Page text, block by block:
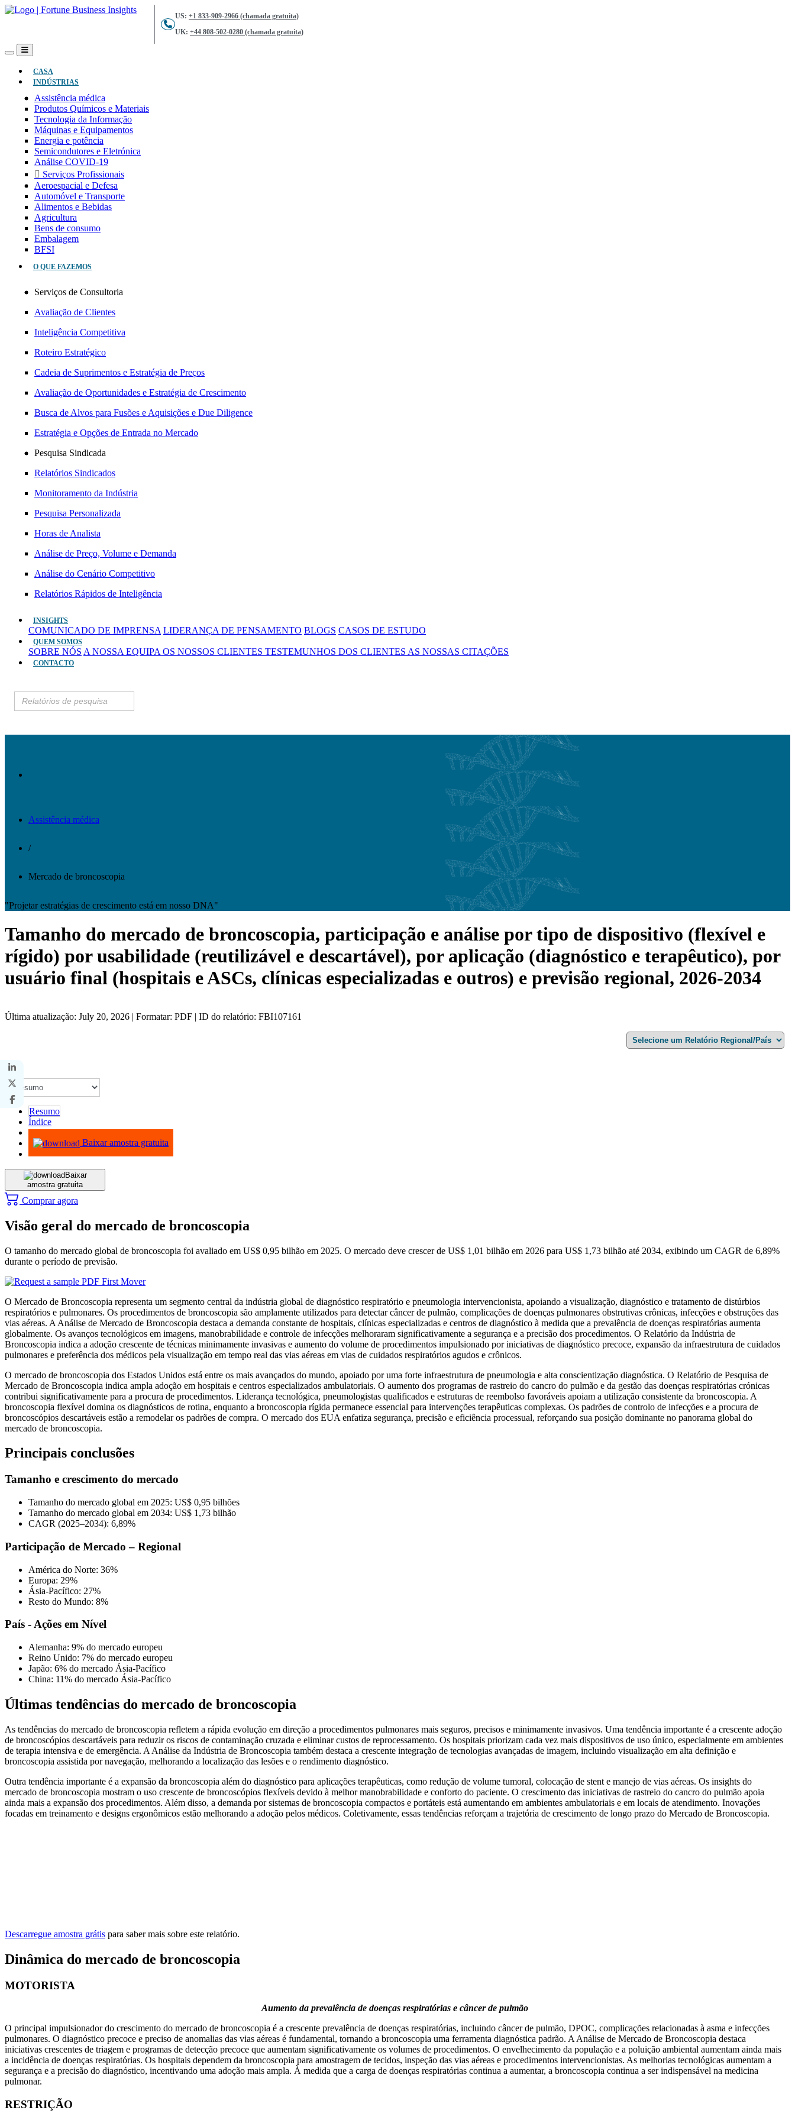
US: +1 833-909-2966 (chamada gratuita)
UK: +44 808-502-0280 (chamada gratuita)
CASA
INDÚSTRIAS
Assistência médica
Produtos Químicos e Materiais
Tecnologia da Informação
Máquinas e Equipamentos
Energia e potência
Semicondutores e Eletrónica
Análise COVID-19
Serviços Profissionais
Aeroespacial e Defesa
Automóvel e Transporte
Alimentos e Bebidas
Agricultura
Bens de consumo
Embalagem
BFSI
O QUE FAZEMOS
Serviços de Consultoria
Avaliação de Clientes
Inteligência Competitiva
Roteiro Estratégico
Cadeia de Suprimentos e Estratégia de Preços
Avaliação de Oportunidades e Estratégia de Crescimento
Busca de Alvos para Fusões e Aquisições e Due Diligence
Estratégia e Opções de Entrada no Mercado
Pesquisa Sindicada
Relatórios Sindicados
Monitoramento da Indústria
Pesquisa Personalizada
Horas de Analista
Análise de Preço, Volume e Demanda
Análise do Cenário Competitivo
Relatórios Rápidos de Inteligência
INSIGHTS
COMUNICADO DE IMPRENSA LIDERANÇA DE PENSAMENTO BLOGS CASOS DE ESTUDO
QUEM SOMOS
SOBRE NÓS A NOSSA EQUIPA OS NOSSOS CLIENTES TESTEMUNHOS DOS CLIENTES AS NOSSAS CITAÇÕES
CONTACTO
Assistência médica
/
Mercado de broncoscopia
"Projetar estratégias de crescimento está em nosso DNA"
Tamanho do mercado de broncoscopia, participação e análise por tipo de dispositivo (flexível e
rígido) por usabilidade (reutilizável e descartável), por aplicação (diagnóstico e terapêutico), por
usuário final (hospitais e ASCs, clínicas especializadas e outros) e previsão regional, 2026-2034
Última atualização: July 20, 2026 | Formatar: PDF | ID do relatório: FBI107161
Resumo
Índice
Metodologia
Baixar amostra gratuita
Baixar
amostra gratuita
Comprar agora
Visão geral do mercado de broncoscopia
O tamanho do mercado global de broncoscopia foi avaliado em US$ 0,95 bilhão em 2025. O mercado deve crescer de US$ 1,01 bilhão em 2026 para US$ 1,73 bilhão até 2034, exibindo um CAGR de 6,89%
durante o período de previsão.
O Mercado de Broncoscopia representa um segmento central da indústria global de diagnóstico respiratório e pneumologia intervencionista, apoiando a visualização, diagnóstico e tratamento de distúrbios
respiratórios e pulmonares. Os procedimentos de broncoscopia são amplamente utilizados para detectar câncer de pulmão, complicações de doenças pulmonares obstrutivas crônicas, infecções e obstruções das
vias aéreas. A Análise de Mercado de Broncoscopia destaca a demanda constante de hospitais, clínicas especializadas e centros de diagnóstico à medida que a prevalência de doenças respiratórias aumenta
globalmente. Os avanços tecnológicos em imagens, manobrabilidade e controle de infecções melhoraram significativamente a segurança e a precisão dos procedimentos. O Relatório da Indústria de
Broncoscopia indica a adoção crescente de técnicas minimamente invasivas e aumento do volume de procedimentos impulsionado por iniciativas de diagnóstico precoce, expansão da infraestrutura de cuidados
pulmonares e preferência dos médicos pela visualização em tempo real das vias aéreas em vias de cuidados respiratórios agudos e crônicos.
O mercado de broncoscopia dos Estados Unidos está entre os mais avançados do mundo, apoiado por uma forte infraestrutura de pneumologia e alta conscientização diagnóstica. O Relatório de Pesquisa de
Mercado de Broncoscopia indica ampla adoção em hospitais e centros especializados ambulatoriais. O aumento dos programas de rastreio do cancro do pulmão e da gestão das doenças respiratórias crónicas
contribui significativamente para a procura de procedimentos. Liderança tecnológica, pneumologistas qualificados e estruturas de reembolso favoráveis ​​apoiam a utilização consistente da broncoscopia. A
broncoscopia flexível domina os diagnósticos de rotina, enquanto a broncoscopia rígida permanece essencial para intervenções terapêuticas complexas. Os padrões de controlo de infecções e a procura de
broncoscópios descartáveis ​​estão a remodelar os padrões de compra. O mercado dos EUA enfatiza segurança, precisão e eficiência processual, reforçando sua posição dominante no panorama global do
mercado de broncoscopia.
Principais conclusões
Tamanho e crescimento do mercado
Tamanho do mercado global em 2025: US$ 0,95 bilhões
Tamanho do mercado global em 2034: US$ 1,73 bilhão
CAGR (2025–2034): 6,89%
Participação de Mercado – Regional
América do Norte: 36%
Europa: 29%
Ásia-Pacífico: 27%
Resto do Mundo: 8%
País - Ações em Nível
Alemanha: 9% do mercado europeu
Reino Unido: 7% do mercado europeu
Japão: 6% do mercado Ásia-Pacífico
China: 11% do mercado Ásia-Pacífico
Últimas tendências do mercado de broncoscopia
As tendências do mercado de broncoscopia refletem a rápida evolução em direção a procedimentos pulmonares mais seguros, precisos e minimamente invasivos. Uma tendência importante é a crescente adoção
de broncoscópios descartáveis ​​para reduzir os riscos de contaminação cruzada e eliminar custos de reprocessamento. Os hospitais priorizam cada vez mais dispositivos de uso único, especialmente em ambientes
de terapia intensiva e de emergência. A Análise da Indústria de Broncoscopia também destaca a crescente integração de tecnologias avançadas de imagem, incluindo visualização em alta definição e
broncoscopia assistida por navegação, melhorando a localização das lesões e o rendimento diagnóstico.
Outra tendência importante é a expansão da broncoscopia além do diagnóstico para aplicações terapêuticas, como redução de volume tumoral, colocação de stent e manejo de vias aéreas. Os insights do
mercado de broncoscopia mostram o uso crescente de broncoscópios flexíveis devido à melhor manobrabilidade e conforto do paciente. O crescimento das iniciativas de rastreio do cancro do pulmão apoia
ainda mais a expansão dos procedimentos. Além disso, a demanda por sistemas de broncoscopia compactos e portáteis está aumentando em ambientes ambulatoriais e em locais de atendimento. Inovações
focadas em treinamento e designs ergonômicos estão melhorando a adoção pelos médicos. Coletivamente, essas tendências reforçam a trajetória de crescimento de longo prazo do Mercado de Broncoscopia.
Descarregue amostra grátis para saber mais sobre este relatório.
Dinâmica do mercado de broncoscopia
MOTORISTA
Aumento da prevalência de doenças respiratórias e câncer de pulmão
O principal impulsionador do crescimento do mercado de broncoscopia é a crescente prevalência de doenças respiratórias, incluindo câncer de pulmão, DPOC, complicações relacionadas à asma e infecções
pulmonares. O diagnóstico precoce e preciso de anomalias das vias aéreas é fundamental, tornando a broncoscopia uma ferramenta diagnóstica padrão. A Análise de Mercado de Broncoscopia destaca
iniciativas crescentes de triagem e programas de detecção precoce que aumentam significativamente os volumes de procedimentos. O envelhecimento da população e a poluição ambiental aumentam ainda mais
a incidência de doenças respiratórias. Os hospitais dependem da broncoscopia para amostragem de tecidos, inspeção das vias aéreas e procedimentos intervencionistas. As melhorias tecnológicas aumentam a
segurança e a precisão do diagnóstico, incentivando uma adoção mais ampla. À medida que a carga de doenças respiratórias continua a aumentar, a broncoscopia continua a ser indispensável na medicina
pulmonar.
RESTRIÇÃO